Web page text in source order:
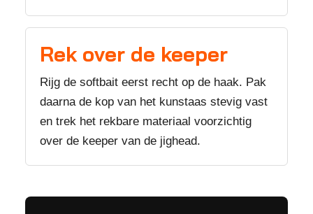
Rek over de keeper
Rijg de softbait eerst recht op de haak. Pak
daarna de kop van het kunstaas stevig vast
en trek het rekbare materiaal voorzichtig
over de keeper van de jighead.